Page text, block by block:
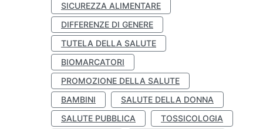
SICUREZZA ALIMENTARE
DIFFERENZE DI GENERE
TUTELA DELLA SALUTE
BIOMARCATORI
PROMOZIONE DELLA SALUTE
BAMBINI
SALUTE DELLA DONNA
SALUTE PUBBLICA
TOSSICOLOGIA